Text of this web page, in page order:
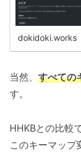
dokidoki.works
当然、 すべての
す。
HHKBとの比較
このキーマップ